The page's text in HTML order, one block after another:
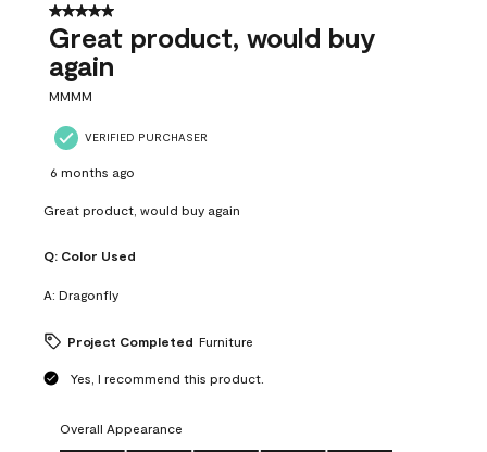
5 out of 5 stars.
Great product, would buy
again
MMMM
VERIFIED PURCHASER
6 months ago
Great product, would buy again
Q: Color Used
A: Dragonfly
Project Completed Furniture
Yes, I recommend this product.
Overall Appearance